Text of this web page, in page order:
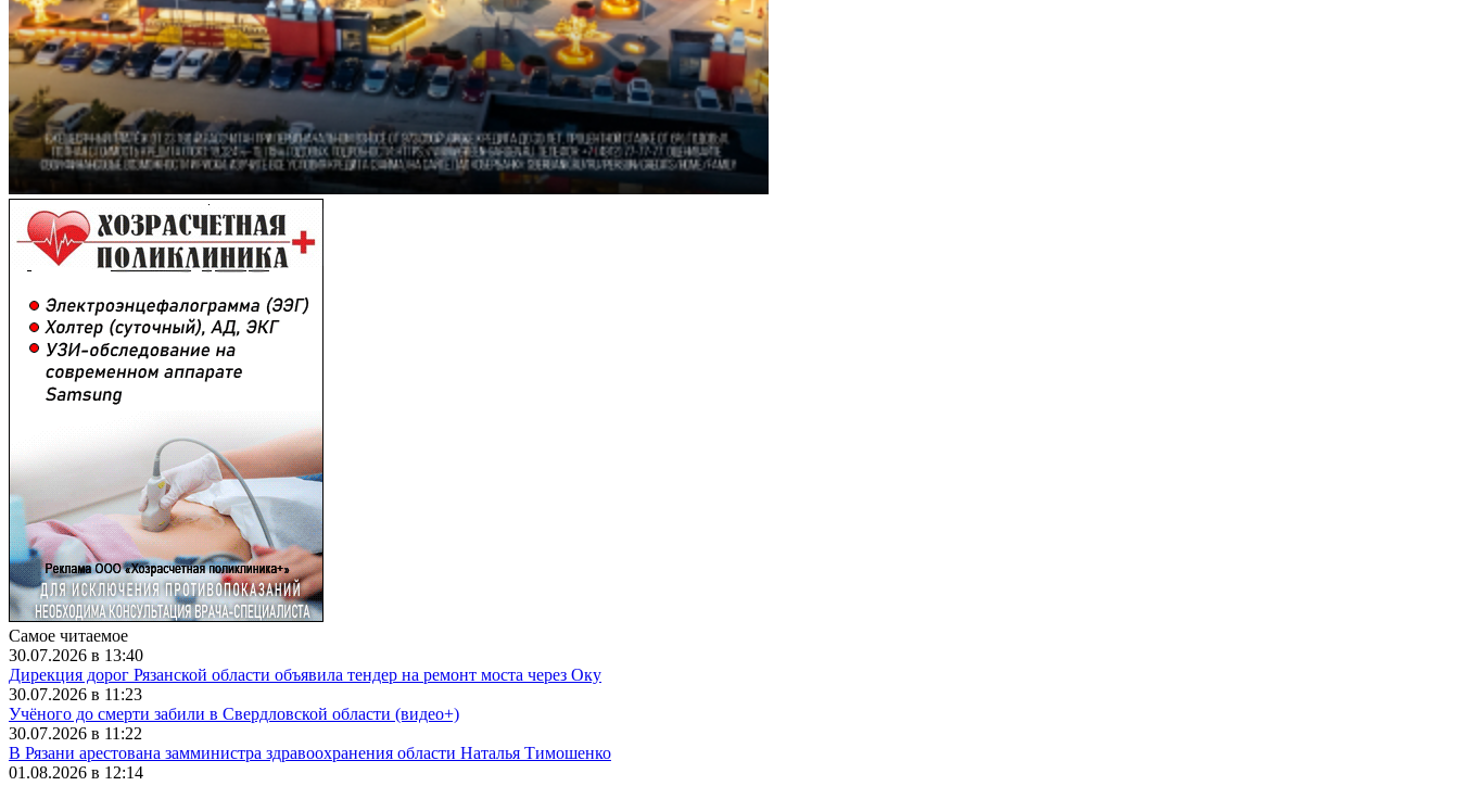
Самое читаемое
30.07.2026 в 13:40
Дирекция дорог Рязанской области объявила тендер на ремонт моста через Оку
30.07.2026 в 11:23
Учёного до смерти забили в Свердловской области (видео+)
30.07.2026 в 11:22
В Рязани арестована замминистра здравоохранения области Наталья Тимошенко
01.08.2026 в 12:14